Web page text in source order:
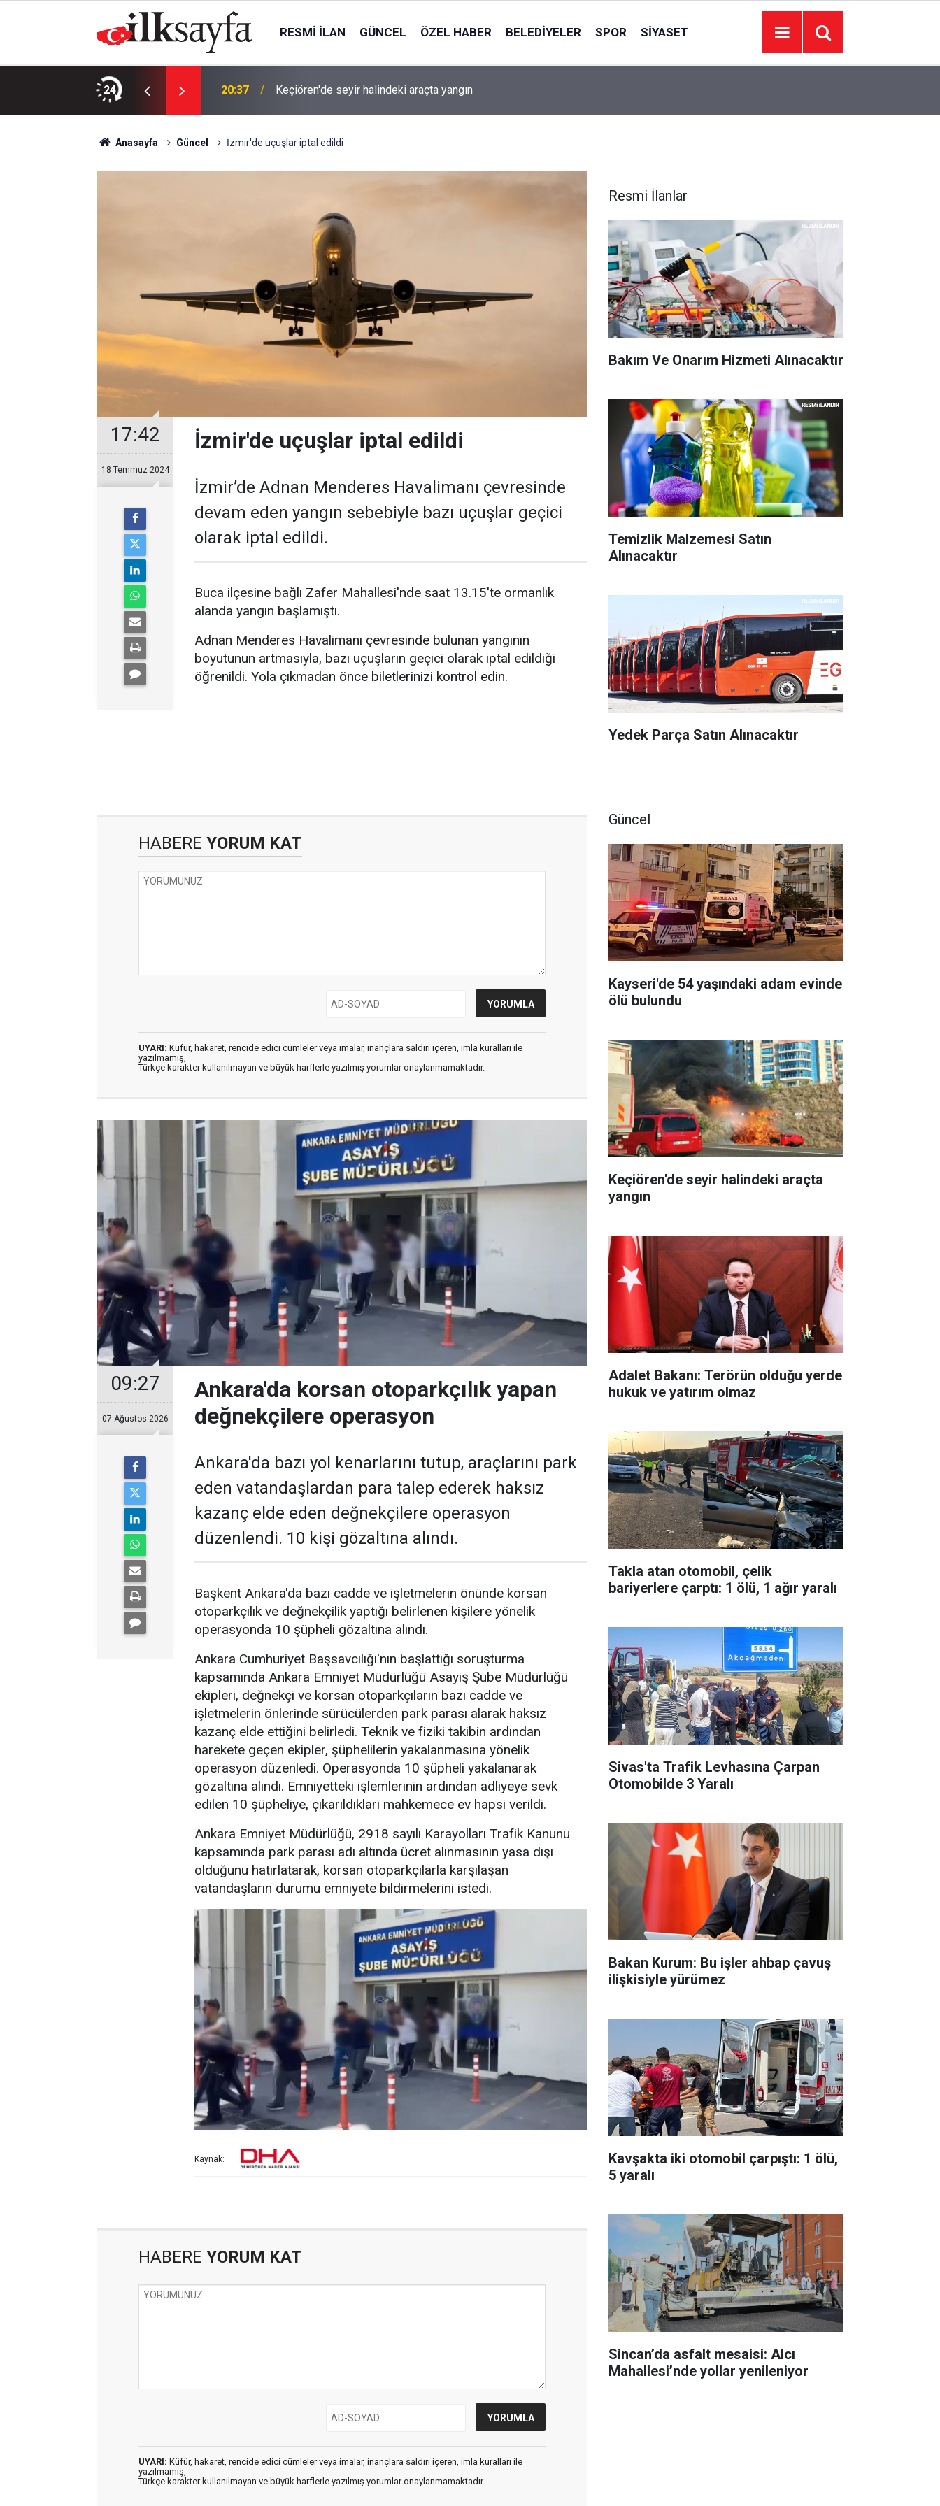
RESMI İLAN GÜNCEL ÖZEL HABER BELEDIYELER SPOR SIYASET
24 20:37 Keçiören'de seyir halindeki araçta yangın
Anasayfa Güncel İzmir'de uçuşlar iptal edildi
17:42
18 Temmuz 2024
İzmir'de uçuşlar iptal edildi
İzmir’de Adnan Menderes Havalimanı çevresinde
devam eden yangın sebebiyle bazı uçuşlar geçici
olarak iptal edildi.
Buca ilçesine bağlı Zafer Mahallesi'nde saat 13.15'te ormanlık
alanda yangın başlamıştı.
Adnan Menderes Havalimanı çevresinde bulunan yangının
boyutunun artmasıyla, bazı uçuşların geçici olarak iptal edildiği
öğrenildi. Yola çıkmadan önce biletlerinizi kontrol edin.
HABERE YORUM KAT
UYARI: Küfür, hakaret, rencide edici cümleler veya imalar, inançlara saldırı içeren, imla kuralları ile
yazılmamış,
Türkçe karakter kullanılmayan ve büyük harflerle yazılmış yorumlar onaylanmamaktadır.
09:27
07 Ağustos 2026
Ankara'da korsan otoparkçılık yapan
değnekçilere operasyon
Ankara'da bazı yol kenarlarını tutup, araçlarını park
eden vatandaşlardan para talep ederek haksız
kazanç elde eden değnekçilere operasyon
düzenlendi. 10 kişi gözaltına alındı.
Başkent Ankara'da bazı cadde ve işletmelerin önünde korsan
otoparkçılık ve değnekçilik yaptığı belirlenen kişilere yönelik
operasyonda 10 şüpheli gözaltına alındı.
Ankara Cumhuriyet Başsavcılığı'nın başlattığı soruşturma
kapsamında Ankara Emniyet Müdürlüğü Asayiş Şube Müdürlüğü
ekipleri, değnekçi ve korsan otoparkçıların bazı cadde ve
işletmelerin önlerinde sürücülerden park parası alarak haksız
kazanç elde ettiğini belirledi. Teknik ve fiziki takibin ardından
harekete geçen ekipler, şüphelilerin yakalanmasına yönelik
operasyon düzenledi. Operasyonda 10 şüpheli yakalanarak
gözaltına alındı. Emniyetteki işlemlerinin ardından adliyeye sevk
edilen 10 şüpheliye, çıkarıldıkları mahkemece ev hapsi verildi.
Ankara Emniyet Müdürlüğü, 2918 sayılı Karayolları Trafik Kanunu
kapsamında park parası adı altında ücret alınmasının yasa dışı
olduğunu hatırlatarak, korsan otoparkçılarla karşılaşan
vatandaşların durumu emniyete bildirmelerini istedi.
Kaynak:
HABERE YORUM KAT
UYARI: Küfür, hakaret, rencide edici cümleler veya imalar, inançlara saldırı içeren, imla kuralları ile
yazılmamış,
Türkçe karakter kullanılmayan ve büyük harflerle yazılmış yorumlar onaylanmamaktadır.
Resmi İlanlar
Bakım Ve Onarım Hizmeti Alınacaktır
Temizlik Malzemesi Satın
Alınacaktır
Yedek Parça Satın Alınacaktır
Güncel
Kayseri'de 54 yaşındaki adam evinde
ölü bulundu
Keçiören'de seyir halindeki araçta
yangın
Adalet Bakanı: Terörün olduğu yerde
hukuk ve yatırım olmaz
Takla atan otomobil, çelik
bariyerlere çarptı: 1 ölü, 1 ağır yaralı
Sivas'ta Trafik Levhasına Çarpan
Otomobilde 3 Yaralı
Bakan Kurum: Bu işler ahbap çavuş
ilişkisiyle yürümez
Kavşakta iki otomobil çarpıştı: 1 ölü,
5 yaralı
Sincan’da asfalt mesaisi: Alcı
Mahallesi’nde yollar yenileniyor